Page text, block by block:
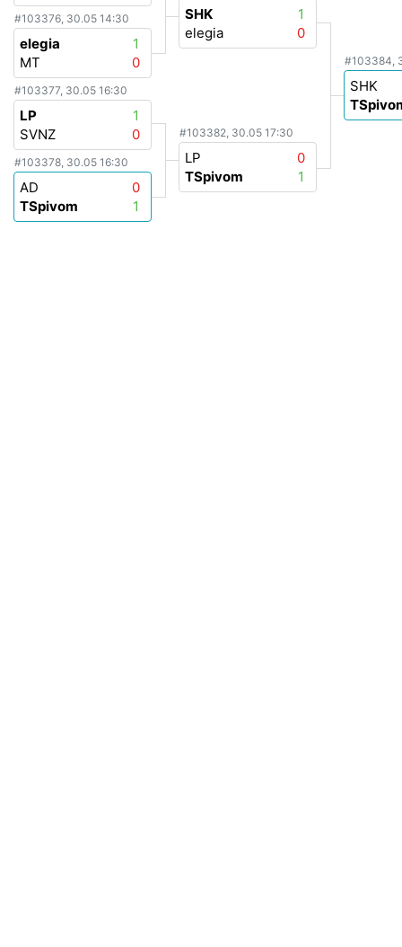
#103376, 30.05 14:30
elegia
1
MT
0
#103377, 30.05 16:30
LP
1
SVNZ
0
#103378, 30.05 16:30
AD
0
TSpivom
1
SHK
1
elegia
0
#103382, 30.05 17:30
LP
0
TSpivom
1
#103384,
SHK